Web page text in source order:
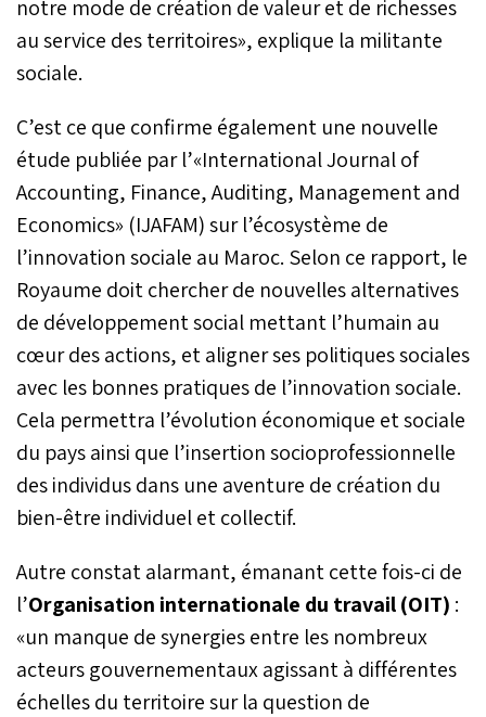
notre mode de création de valeur et de richesses
au service des territoires», explique la militante
sociale.
C’est ce que confirme également une nouvelle
étude publiée par l’«International Journal of
Accounting, Finance, Auditing, Management and
Economics» (IJAFAM) sur l’écosystème de
l’innovation sociale au Maroc. Selon ce rapport, le
Royaume doit chercher de nouvelles alternatives
de développement social mettant l’humain au
cœur des actions, et aligner ses politiques sociales
avec les bonnes pratiques de l’innovation sociale.
Cela permettra l’évolution économique et sociale
du pays ainsi que l’insertion socioprofessionnelle
des individus dans une aventure de création du
bien-être individuel et collectif.
Autre constat alarmant, émanant cette fois-ci de
l’Organisation internationale du travail (OIT) :
«un manque de synergies entre les nombreux
acteurs gouvernementaux agissant à différentes
échelles du territoire sur la question de